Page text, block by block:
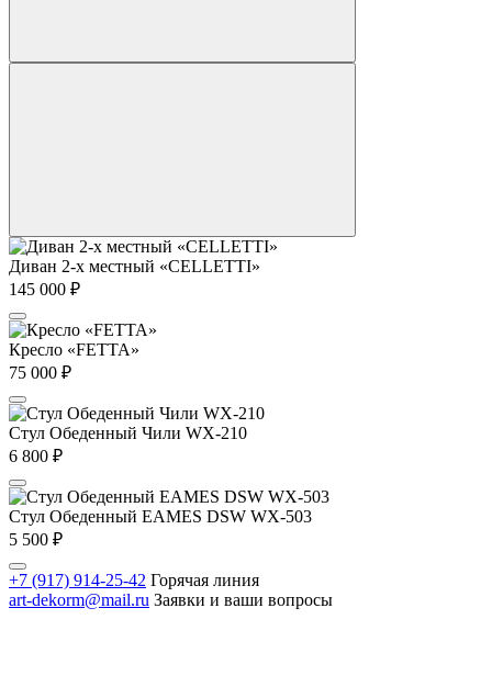
Диван 2-х местный «CELLETTI»
145 000 ₽
Кресло «FETTA»
75 000 ₽
Стул Обеденный Чили WX-210
6 800 ₽
Стул Обеденный EAMES DSW WX-503
5 500 ₽
+7 (917) 914-25-42 Горячая линия
art-dekorm@mail.ru Заявки и ваши вопросы